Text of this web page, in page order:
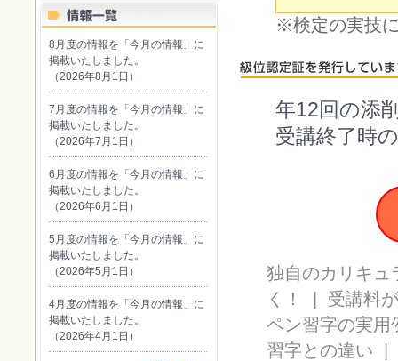
※検定の実技
年12回の添
受講終了時
独自のカリキュ
く！
| 受講料
ペン習字の実用
習字との違い |
8月度の情報を「今月の情報」に
掲載いたしました。
（2026年8月1日）
7月度の情報を「今月の情報」に
掲載いたしました。
（2026年7月1日）
6月度の情報を「今月の情報」に
掲載いたしました。
（2026年6月1日）
5月度の情報を「今月の情報」に
掲載いたしました。
（2026年5月1日）
4月度の情報を「今月の情報」に
掲載いたしました。
（2026年4月1日）